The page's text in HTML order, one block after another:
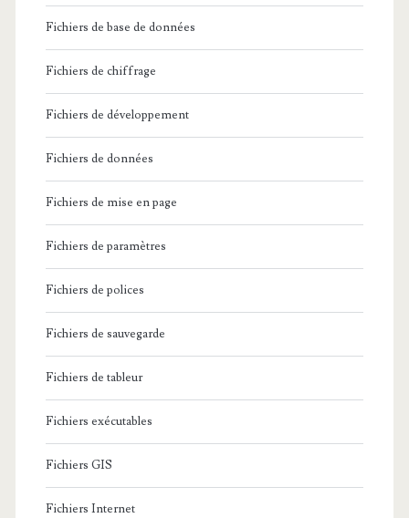
Fichiers de base de données
Fichiers de chiffrage
Fichiers de développement
Fichiers de données
Fichiers de mise en page
Fichiers de paramètres
Fichiers de polices
Fichiers de sauvegarde
Fichiers de tableur
Fichiers exécutables
Fichiers GIS
Fichiers Internet